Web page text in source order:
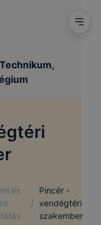
és
/
Pincér -
vendégtéri
szakember